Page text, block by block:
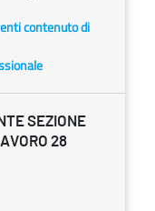
contenuto di
SEZIONE
28